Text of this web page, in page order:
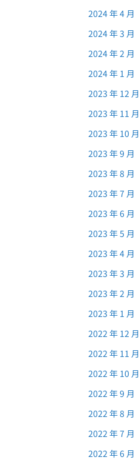
2024 年 4 月
2024 年 3 月
2024 年 2 月
2024 年 1 月
2023 年 12 月
2023 年 11 月
2023 年 10 月
2023 年 9 月
2023 年 8 月
2023 年 7 月
2023 年 6 月
2023 年 5 月
2023 年 4 月
2023 年 3 月
2023 年 2 月
2023 年 1 月
2022 年 12 月
2022 年 11 月
2022 年 10 月
2022 年 9 月
2022 年 8 月
2022 年 7 月
2022 年 6 月